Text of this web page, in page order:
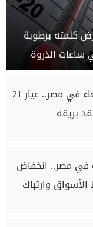
كلمته برطوبة
ساعات الذروة
أسعار الذهب اليوم الأربعاء في مصر.. عيار 21
بريقه
في مصر.. انخفاض
وارتباك